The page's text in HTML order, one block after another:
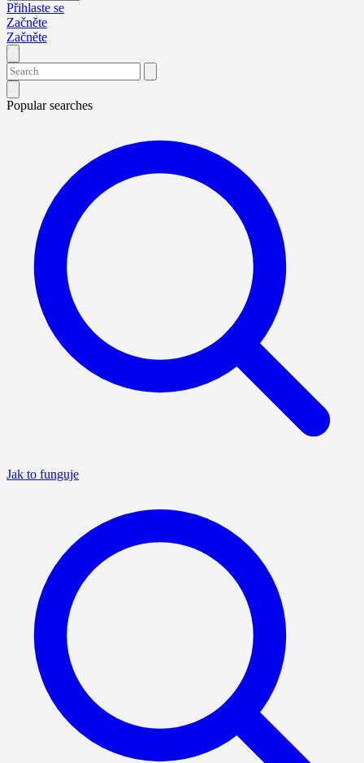
Přihlaste se
Začněte
Začněte
Popular searches
Jak to funguje